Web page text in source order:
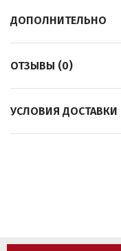
ДОПОЛНИТЕЛЬНО
ОТЗЫВЫ (0)
УСЛОВИЯ